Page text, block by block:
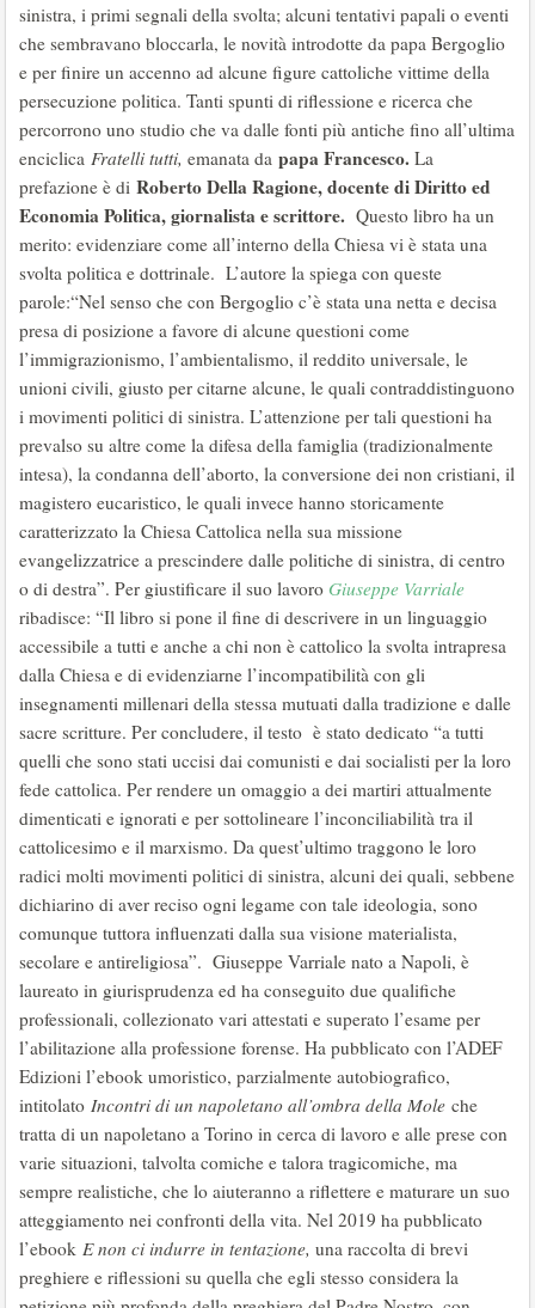
sinistra, i primi segnali della svolta; alcuni tentativi papali o eventi
che sembravano bloccarla, le novità introdotte da papa Bergoglio
e per finire un accenno ad alcune figure cattoliche vittime della
persecuzione politica. Tanti spunti di riflessione e ricerca che
percorrono uno studio che va dalle fonti più antiche fino all’ultima
enciclica Fratelli tutti, emanata da papa Francesco. La
prefazione è di Roberto Della Ragione, docente di Diritto ed
Economia Politica, giornalista e scrittore. Questo libro ha un
merito: evidenziare come all’interno della Chiesa vi è stata una
svolta politica e dottrinale. L’autore la spiega con queste
parole:“Nel senso che con Bergoglio c’è stata una netta e decisa
presa di posizione a favore di alcune questioni come
l’immigrazionismo, l’ambientalismo, il reddito universale, le
unioni civili, giusto per citarne alcune, le quali contraddistinguono
i movimenti politici di sinistra. L’attenzione per tali questioni ha
prevalso su altre come la difesa della famiglia (tradizionalmente
intesa), la condanna dell’aborto, la conversione dei non cristiani, il
magistero eucaristico, le quali invece hanno storicamente
caratterizzato la Chiesa Cattolica nella sua missione
evangelizzatrice a prescindere dalle politiche di sinistra, di centro
o di destra”. Per giustificare il suo lavoro Giuseppe Varriale
ribadisce: “Il libro si pone il fine di descrivere in un linguaggio
accessibile a tutti e anche a chi non è cattolico la svolta intrapresa
dalla Chiesa e di evidenziarne l’incompatibilità con gli
insegnamenti millenari della stessa mutuati dalla tradizione e dalle
sacre scritture. Per concludere, il testo è stato dedicato “a tutti
quelli che sono stati uccisi dai comunisti e dai socialisti per la loro
fede cattolica. Per rendere un omaggio a dei martiri attualmente
dimenticati e ignorati e per sottolineare l’inconciliabilità tra il
cattolicesimo e il marxismo. Da quest’ultimo traggono le loro
radici molti movimenti politici di sinistra, alcuni dei quali, sebbene
dichiarino di aver reciso ogni legame con tale ideologia, sono
comunque tuttora influenzati dalla sua visione materialista,
secolare e antireligiosa”. Giuseppe Varriale nato a Napoli, è
laureato in giurisprudenza ed ha conseguito due qualifiche
professionali, collezionato vari attestati e superato l’esame per
l’abilitazione alla professione forense. Ha pubblicato con l’ADEF
Edizioni l’ebook umoristico, parzialmente autobiografico,
intitolato Incontri di un napoletano all’ombra della Mole che
tratta di un napoletano a Torino in cerca di lavoro e alle prese con
varie situazioni, talvolta comiche e talora tragicomiche, ma
sempre realistiche, che lo aiuteranno a riflettere e maturare un suo
atteggiamento nei confronti della vita. Nel 2019 ha pubblicato
l’ebook E non ci indurre in tentazione, una raccolta di brevi
preghiere e riflessioni su quella che egli stesso considera la